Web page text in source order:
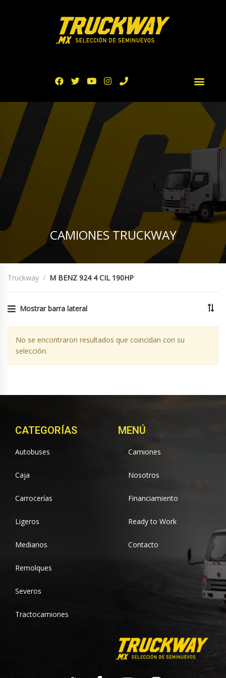
CAMIONES TRUCKWAY
Truckway M BENZ 924 4 CIL 190HP
Mostrar barra lateral
No se encontraron resultados que coincidan con su
selección.
CATEGORÍAS
Autobuses
Caja
Carrocerías
Ligeros
Medianos
Remolques
Severos
Tractocamiones
MENÚ
Camiones
Nosotros
Financiamiento
Ready to Work
Contacto